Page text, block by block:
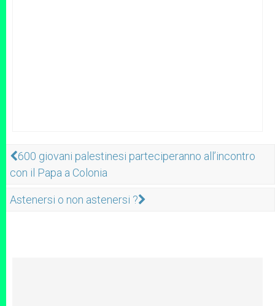
600 giovani palestinesi parteciperanno all’incontro
con il Papa a Colonia
Astenersi o non astenersi ?